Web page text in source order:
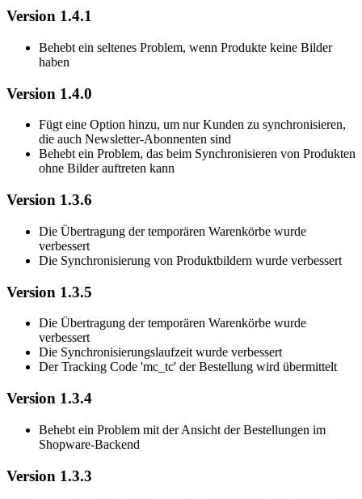
Version 1.4.1
Behebt ein seltenes Problem, wenn Produkte keine Bilder
haben
Version 1.4.0
Fügt eine Option hinzu, um nur Kunden zu synchronisieren,
die auch Newsletter-Abonnenten sind
Behebt ein Problem, das beim Synchronisieren von Produkten
ohne Bilder auftreten kann
Version 1.3.6
Die Übertragung der temporären Warenkörbe wurde
verbessert
Die Synchronisierung von Produktbildern wurde verbessert
Version 1.3.5
Die Übertragung der temporären Warenkörbe wurde
verbessert
Die Synchronisierungslaufzeit wurde verbessert
Der Tracking Code 'mc_tc' der Bestellung wird übermittelt
Version 1.3.4
Behebt ein Problem mit der Ansicht der Bestellungen im
Shopware-Backend
Version 1.3.3